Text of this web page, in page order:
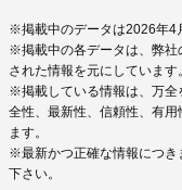
※掲載中のデータは2026年4
※掲載中の各データは、弊社
された情報を元にしています
※掲載している情報は、万全
全性、最新性、信頼性、有
ます。
※最新かつ正確な情報につき
下さい。